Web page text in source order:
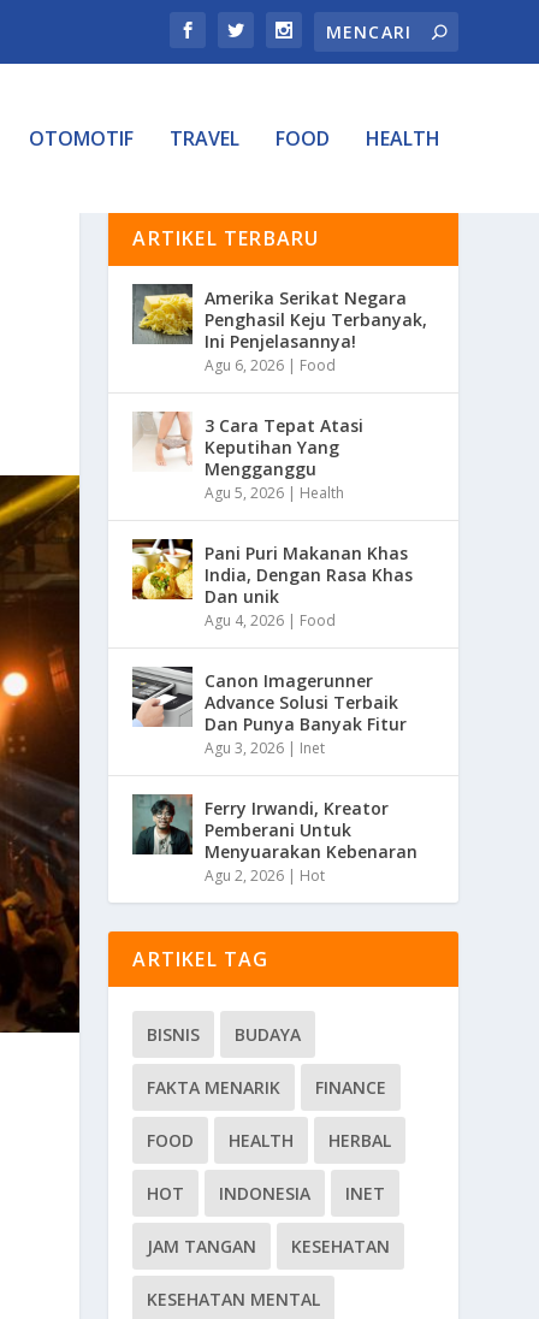
OTOMOTIF TRAVEL FOOD HEALTH
ARTIKEL TERBARU
Amerika Serikat Negara
Penghasil Keju Terbanyak,
Ini Penjelasannya!
Agu 6, 2026 | Food
3 Cara Tepat Atasi
Keputihan Yang
Mengganggu
Agu 5, 2026 | Health
Pani Puri Makanan Khas
India, Dengan Rasa Khas
Dan unik
Agu 4, 2026 | Food
Canon Imagerunner
Advance Solusi Terbaik
Dan Punya Banyak Fitur
Agu 3, 2026 | Inet
Ferry Irwandi, Kreator
Pemberani Untuk
Menyuarakan Kebenaran
Agu 2, 2026 | Hot
ARTIKEL TAG
BISNIS BUDAYA
FAKTA MENARIK FINANCE
FOOD HEALTH HERBAL
HOT INDONESIA INET
JAM TANGAN KESEHATAN
KESEHATAN MENTAL